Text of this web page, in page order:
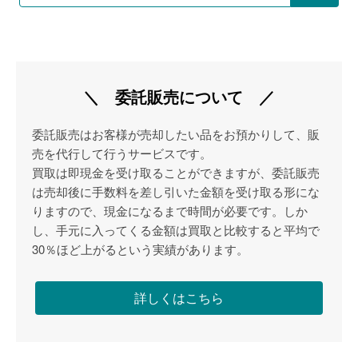
＼ 委託販売について ／
委託販売はお客様が売却したい品をお預かりして、販
売を代行して行うサービスです。
買取は即現金を受け取ることができますが、委託販売
は売却後に手数料を差し引いた金額を受け取る形にな
りますので、現金になるまで時間が必要です。しか
し、手元に入ってくる金額は買取と比較すると平均で
30％ほど上がるという実績があります。
詳しくはこちら